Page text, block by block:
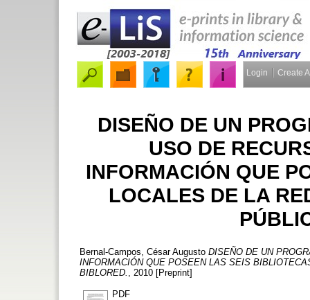
Login Create
DISEÑO DE UN
USO DE
INFORMACIÓN QUE
LOCALES DE LA
Bernal-Campos, César Augusto DISEÑO DE UN
INFORMACIÓN QUE POSEEN LAS SEIS
BIBLORED.
, 2010 [Preprint]
PDF